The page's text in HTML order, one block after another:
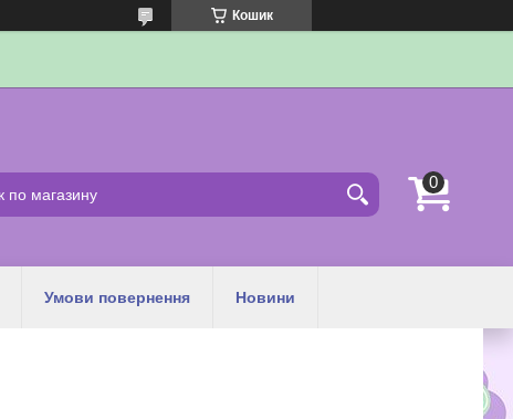
Кошик
Умови повернення Новини